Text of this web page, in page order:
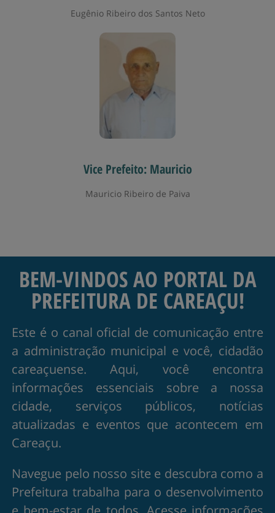
Eugênio Ribeiro dos Santos Neto
Vice Prefeito: Mauricio
Mauricio Ribeiro de Paiva
BEM-VINDOS AO PORTAL DA
PREFEITURA DE CAREAÇU!
Este é o canal oficial de comunicação entre
a administração municipal e você, cidadão
careaçuense. Aqui, você encontra
informações essenciais sobre a nossa
cidade, serviços públicos, notícias
atualizadas e eventos que acontecem em
Careaçu.
Navegue pelo nosso site e descubra como a
Prefeitura trabalha para o desenvolvimento